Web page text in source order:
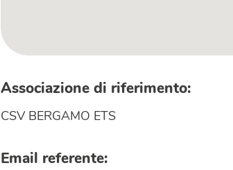
Associazione di riferimento:
CSV BERGAMO ETS
Email referente: